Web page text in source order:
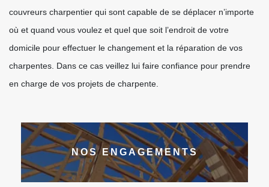
couvreurs charpentier qui sont capable de se déplacer n’importe
où et quand vous voulez et quel que soit l’endroit de votre
domicile pour effectuer le changement et la réparation de vos
charpentes. Dans ce cas veillez lui faire confiance pour prendre
en charge de vos projets de charpente.
NOS ENGAGEMENTS